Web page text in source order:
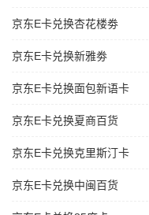
京东E卡兑换杏花楼劵
京东E卡兑换新雅劵
京东E卡兑换面包新语卡
京东E卡兑换夏商百货
京东E卡兑换克里斯汀卡
京东E卡兑换中闽百货